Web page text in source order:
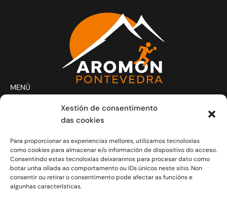
Xestión de consentimento
das cookies
Para proporcionar as experiencias mellores, utilizamos tecnoloxías
como cookies para almacenar e/o información de dispositivo do acceso.
Consentindo estas tecnoloxías deixarannos para procesar dato como
botar unha ollada ao comportamento ou IDs únicos neste sitio. Non
consentir ou retirar o consentimento pode afectar as funcións e
algunhas características.
MENÚ
Novas
CONTACTO
Xoves e Venres laborais de 20.30h a 21.30h.
info@aromon.gal